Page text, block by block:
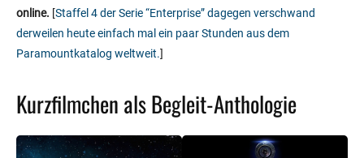
online. [Staffel 4 der Serie “Enterprise” dagegen verschwand
derweilen heute einfach mal ein paar Stunden aus dem
Paramountkatalog weltweit.]
Kurzfilmchen als Begleit-Anthologie